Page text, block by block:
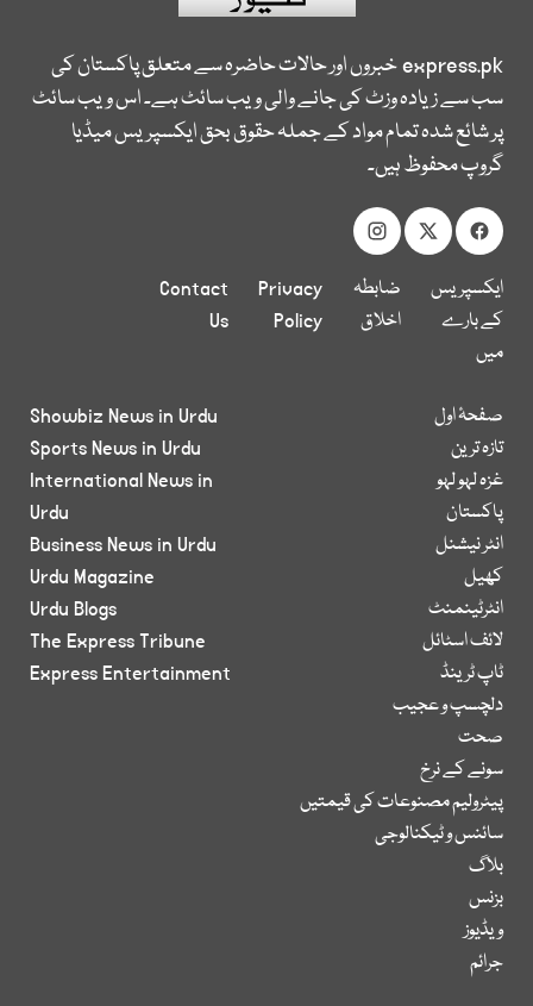
express.pkخبروں اور حالات حاضرہ سے متعلق پاکستان کی
سب سے زیادہ وزٹ کی جانے والی ویب سائٹ ہے۔ اس ویب سائٹ
پر شائع شدہ تمام مواد کے جملہ حقوق بحق ایکسپریس میڈیا
گروپ محفوظ ہیں۔
ایکسپریس
کے بارے
میں
ضابطہ
اخلاق
Privacy
Policy
Contact
Us
صفحۂ اول
تازہ ترین
غزہ لہو لہو
پاکستان
انٹر نیشنل
کھیل
انٹرٹینمنٹ
لائف اسٹائل
ٹاپ ٹرینڈ
دلچسپ و عجیب
صحت
سونے کے نرخ
پیٹرولیم مصنوعات کی قیمتیں
سائنس و ٹیکنالوجی
بلاگ
بزنس
ویڈیوز
جرائم
Showbiz News in Urdu
Sports News in Urdu
International News in
Urdu
Business News in Urdu
Urdu Magazine
Urdu Blogs
The Express Tribune
Express Entertainment